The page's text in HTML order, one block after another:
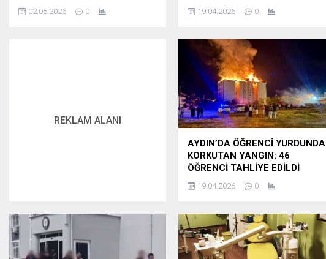
02.05.2026 0 19.04.2026 0
REKLAM ALANI
AYDIN’DA ÖĞRENCİ YURDUNDA
KORKUTAN YANGIN: 46
ÖĞRENCİ TAHLİYE EDİLDİ
19.04.2026 0